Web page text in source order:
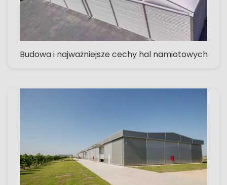
Budowa i najważniejsze cechy hal namiotowych